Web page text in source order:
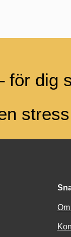
för dig